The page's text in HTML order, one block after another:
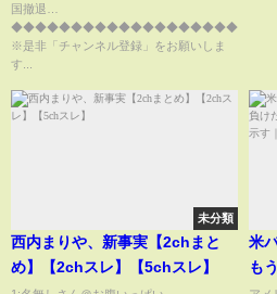
国撤退…
※是非「チャンネル登録」をお願いしま
す...
未分類
西内まりや、新事実【2chまと
め】【2chスレ】【5chスレ】
米
も